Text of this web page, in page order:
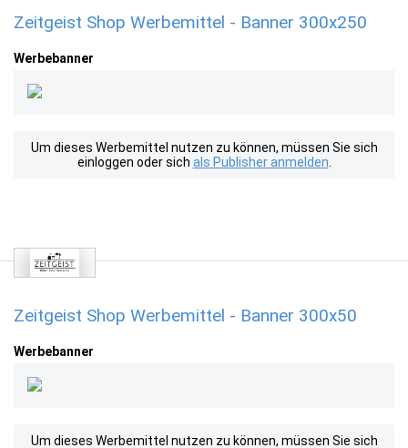
Zeitgeist Shop Werbemittel - Banner 300x250
Werbebanner
Um dieses Werbemittel nutzen zu können, müssen Sie sich
einloggen oder sich als Publisher anmelden
Zeitgeist Shop Werbemittel - Banner 300x50
Werbebanner
Um dieses Werbemittel nutzen zu können, müssen Sie sich